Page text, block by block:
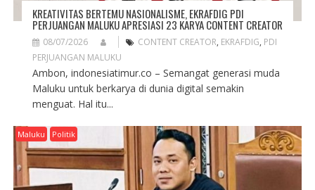
KREATIVITAS BERTEMU NASIONALISME, EKRAFDIG PDI
PERJUANGAN MALUKU APRESIASI 23 KARYA CONTENT CREATOR
08/07/2026 CONTENT CREATOR, EKRAFDIG, PDI
PERJUANGAN MALUKU
Ambon, indonesiatimur.co – Semangat generasi muda
Maluku untuk berkarya di dunia digital semakin
menguat. Hal itu...
Maluku Politik